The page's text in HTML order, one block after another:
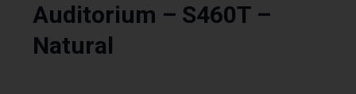
Auditorium – S460T –
Natural